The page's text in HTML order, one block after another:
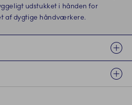
udstukket i hånden for
af dygtige håndværkere.